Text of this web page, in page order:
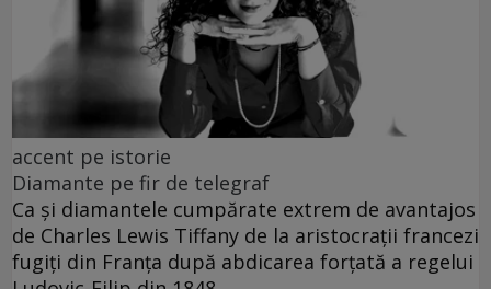
accent pe istorie
Diamante pe fir de telegraf
Ca și diamantele cumpărate extrem de avantajos
de Charles Lewis Tiffany de la aristocrații francezi
fugiți din Franța după abdicarea forțată a regelui